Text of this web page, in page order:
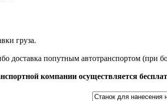
груза.
доставка попутным автотранспортом (при
компании осуществляется